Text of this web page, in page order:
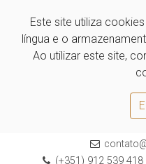
Este site utiliza
língua e o
Ao utilizar este site,
(+351) 912 539 418